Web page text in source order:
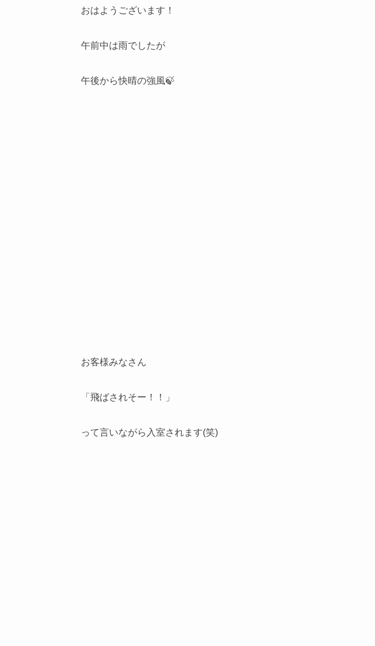
おはようございます！
午前中は雨でしたが
午後から快晴の強風🍃
お客様みなさん
「飛ばされそー！！」
って言いながら入室されます(笑)